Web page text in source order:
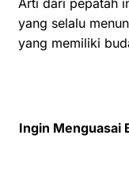
Arti dari pepatah
yang selalu
yang memiliki
Ingin Menguasai